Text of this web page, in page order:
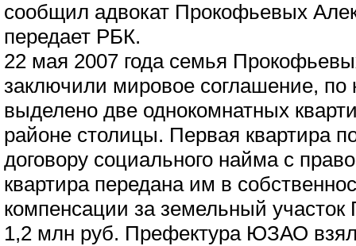
сообщил адвокат Прокофьевых
передает РБК.
22 мая 2007 года семья
заключили мировое соглашение,
выделено две однокомнатных
районе столицы. Первая квартира
договору социального найма с
квартира передана им в
компенсации за земельный
1,2 млн руб. Префектура ЮЗАО